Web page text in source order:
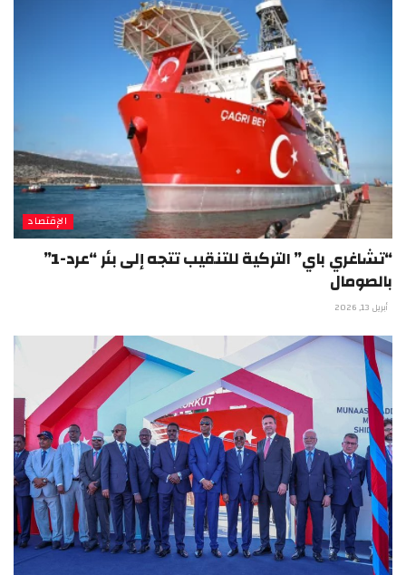
الإقتصاد
“تشاغري باي” التركية للتنقيب تتجه إلى بئر “عرد-1”
بالصومال
أبريل 13, 2026